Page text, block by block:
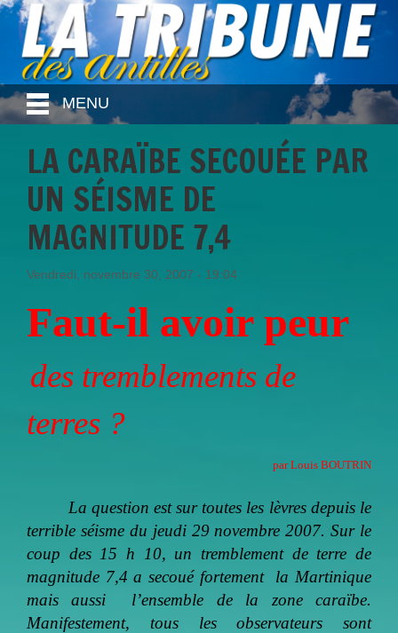
MENU
LA CARAÏBE SECOUÉE PAR
UN SÉISME DE
MAGNITUDE 7,4
Vendredi, novembre 30, 2007 - 19:04
Faut-il avoir peur
des tremblements de
terres ?
par Louis BOUTRIN
La question est sur toutes les lèvres depuis le
terrible séisme du jeudi 29 novembre 2007. Sur le
coup des 15 h 10, un tremblement de terre de
magnitude 7,4 a secoué fortement
la Martinique
mais aussi
l’ensemble de la zone caraïbe.
Manifestement, tous les observateurs sont